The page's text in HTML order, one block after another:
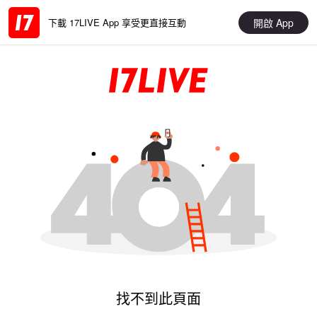
下載 17LIVE App 享受更直接互動 開啟 App
找不到此頁面